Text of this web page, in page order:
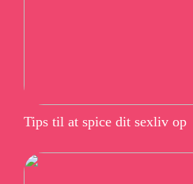
Tips til at spice dit sexliv op